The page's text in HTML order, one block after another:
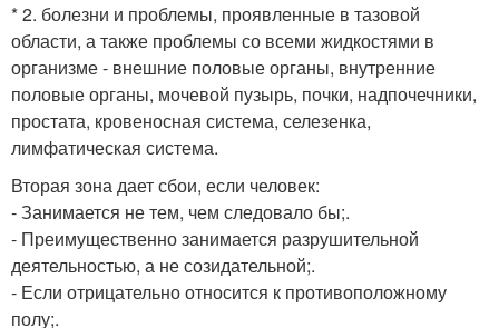
* 2. болезни и проблемы, проявленные в тазовой
области, а также проблемы со всеми жидкостями в
организме - внешние половые органы, внутренние
половые органы, мочевой пузырь, почки, надпочечники,
простата, кровеносная система, селезенка,
лимфатическая система.
Вторая зона дает сбои, если человек:
- Занимается не тем, чем следовало бы;.
- Преимущественно занимается разрушительной
деятельностью, а не созидательной;.
- Если отрицательно относится к противоположному
полу;.